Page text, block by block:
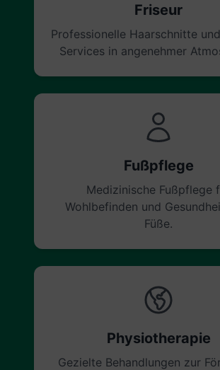
Friseur
Professionelle Haarschnitte
Services in angenehmer
Fußpflege
Medizinische Fußpflege
Wohlbefinden und
Füße.
Physiotherapie
Gezielte Behandlungen zur